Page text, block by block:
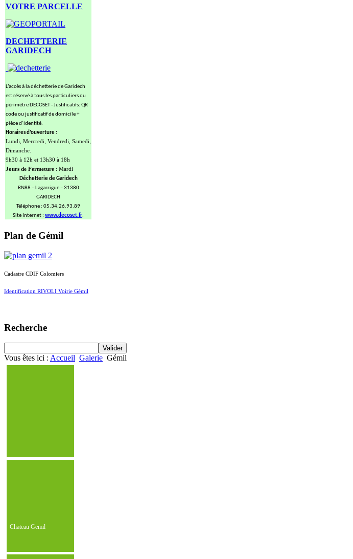
VOTRE PARCELLE
DECHETTERIE
GARIDECH
L’accès à la déchetterie de Garidech
est réservé à tous les particuliers du
périmètre DECOSET - Justificatifs: QR
code ou justificatif de domicile +
pièce d’identité.
Horaires d’ouverture :
Lundi, Mercredi, Vendredi, Samedi,
Dimanche.
9h30 à 12h et 13h30 à 18h
Jours de Fermeture : Mardi
Déchetterie de Garidech
RN88 – Lagarrigue – 31380
GARIDECH
Téléphone : 05.34.26.93.89
Site Internet : www.decoset.fr.
Plan de Gémil
Cadastre CDIF Colomiers
Identification RIVOLI Voirie Gémil
Recherche
Vous êtes ici : Accueil Galerie Gémil
Chateau Gemil